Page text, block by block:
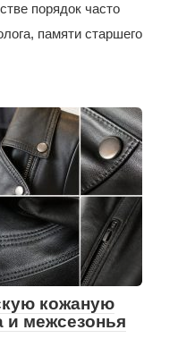
порядок часто
памяти старшего
кожаную
и межсезонья